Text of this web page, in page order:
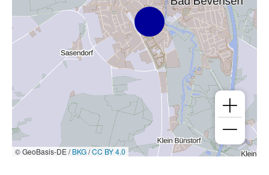
© GeoBasis-DE /BKG/CC BY 4.0